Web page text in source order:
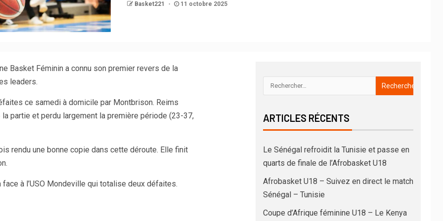
Basket221 11 octobre 2025
Basket Féminin a connu son premier revers de la
leaders.
ce samedi à domicile par Montbrison. Reims
partie et perdu largement la première période (23-37,
rendu une bonne copie dans cette déroute. Elle finit
à l’USO Mondeville qui totalise deux défaites.
ARTICLES RÉCENTS
Le Sénégal refroidit la Tunisie et passe en
quarts de finale de l’Afrobasket U18
Afrobasket U18 – Suivez en direct le match
Sénégal – Tunisie
Coupe d’Afrique féminine U18 – Le Kenya